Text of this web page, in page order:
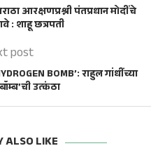
आरक्षणप्रश्नी पंतप्रधान मोदींचे
: शाहू छत्रपती
post
BOMB’: राहुल गांधींच्या
उत्कंठा
ALSO LIKE